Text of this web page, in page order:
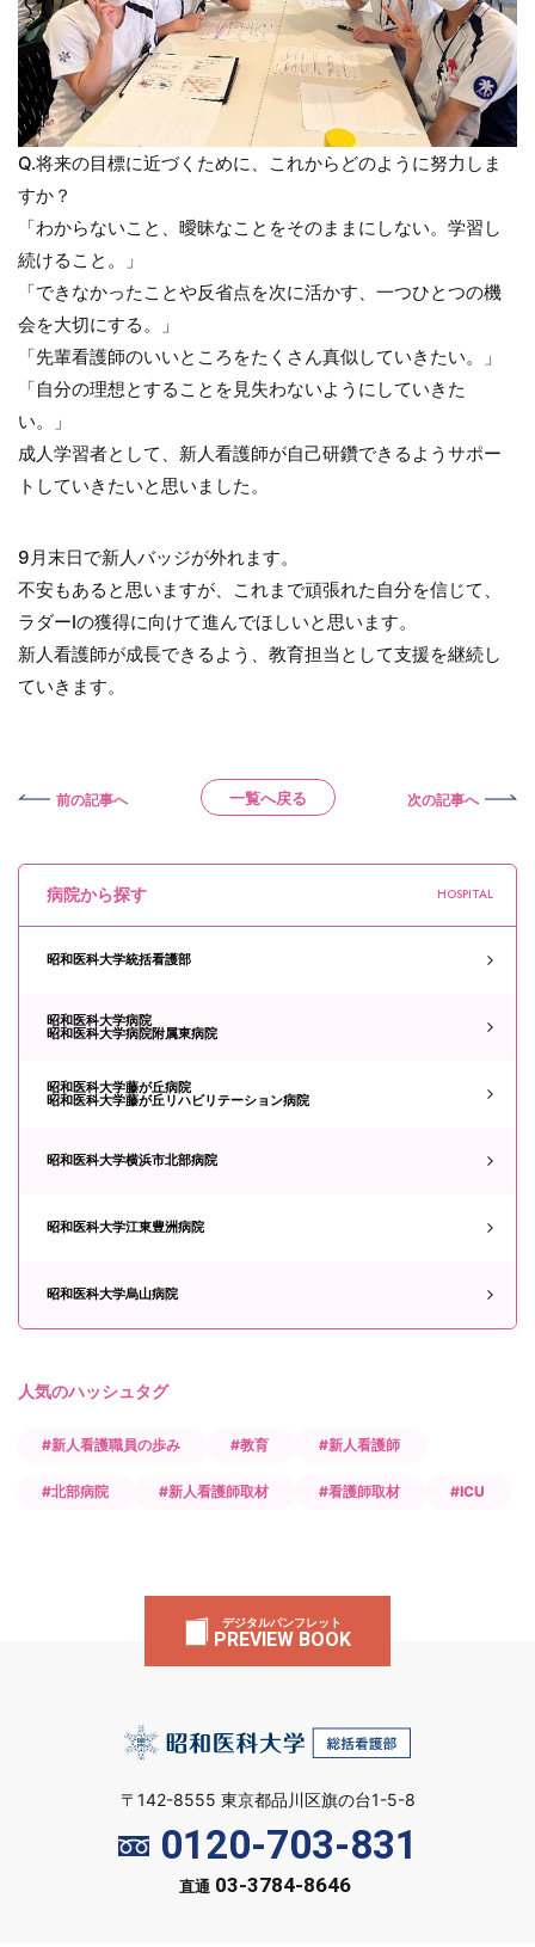
Q.将来の目標に近づくために、これからどのように努力しま
すか？
「わからないこと、曖昧なことをそのままにしない。学習し
続けること。」
「できなかったことや反省点を次に活かす、一つひとつの機
会を大切にする。」
「先輩看護師のいいところをたくさん真似していきたい。」
「自分の理想とすることを見失わないようにしていきた
い。」
成人学習者として、新人看護師が自己研鑽できるようサポー
トしていきたいと思いました。
9月末日で新人バッジが外れます。
不安もあると思いますが、これまで頑張れた自分を信じて、
ラダーⅠの獲得に向けて進んでほしいと思います。
新人看護師が成長できるよう、教育担当として支援を継続し
ていきます。
前の記事へ 一覧へ戻る 次の記事へ
病院から探す HOSPITAL
昭和医科大学統括看護部
昭和医科大学病院
昭和医科大学病院附属東病院
昭和医科大学藤が丘病院
昭和医科大学藤が丘リハビリテーション病院
昭和医科大学横浜市北部病院
昭和医科大学江東豊洲病院
昭和医科大学烏山病院
人気のハッシュタグ
#新人看護職員の歩み #教育 #新人看護師
#北部病院 #新人看護師取材 #看護師取材 #ICU
デジタルパンフレット
PREVIEW BOOK
〒142-8555 東京都品川区旗の台1-5-8
0120-703-831
直通 03-3784-8646